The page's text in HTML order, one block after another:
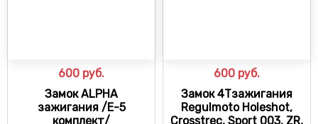
600 руб.
Замок ALPHA
зажигания /Е-5
комплект/
600 руб.
Замок 4Тзажигания
Regulmoto Holeshot,
Crosstrec, Sport 003, ZR,